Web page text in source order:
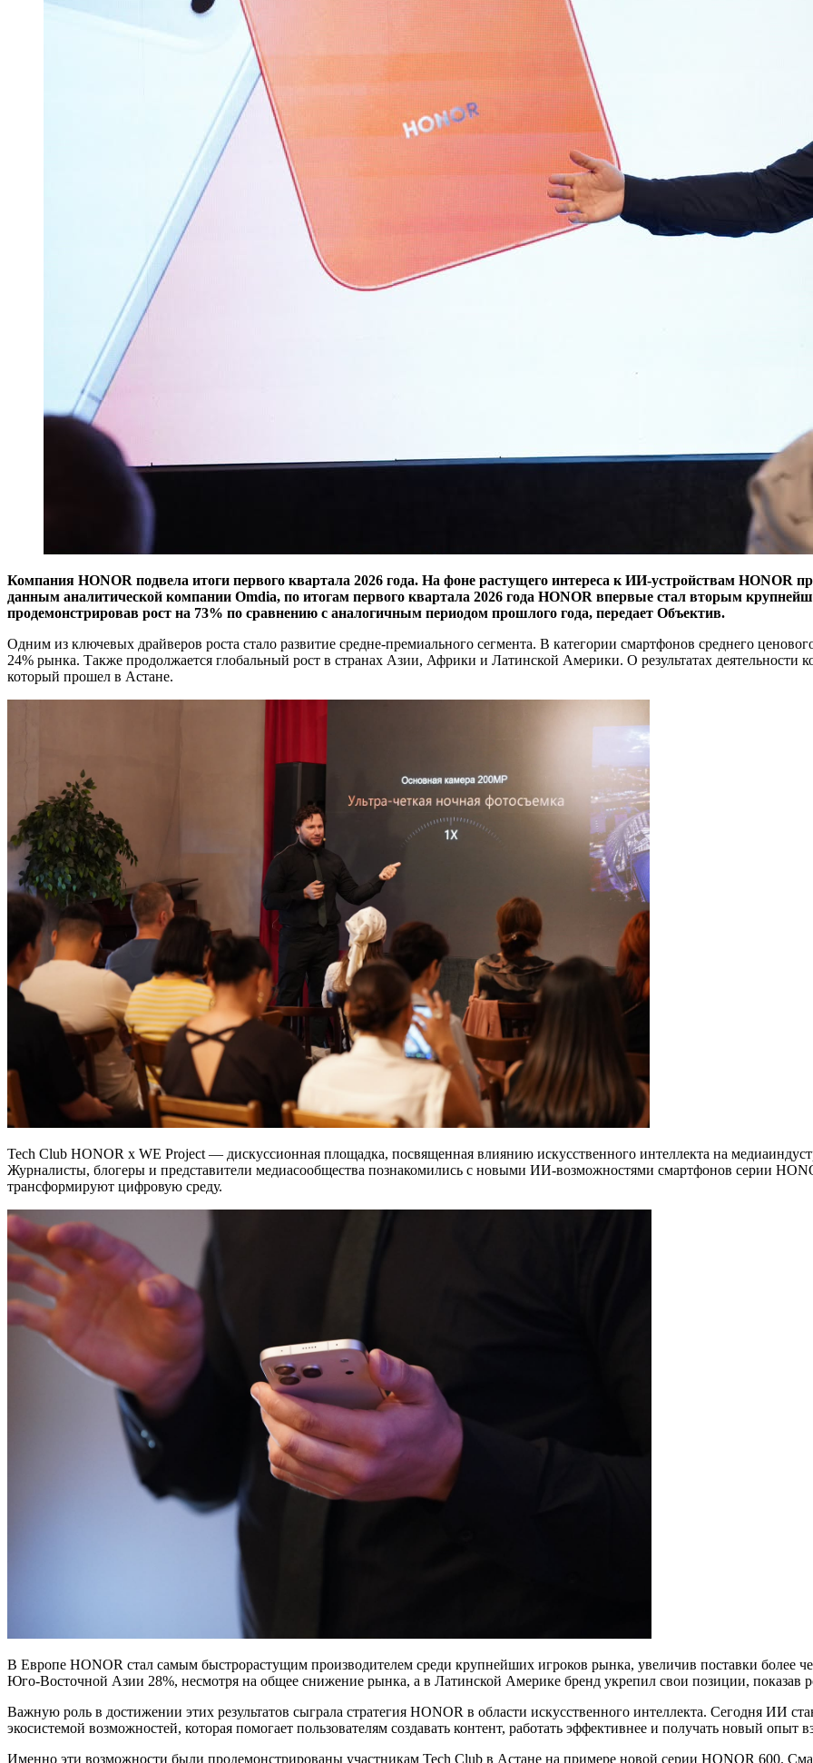
Компания HONOR подвела итоги первого квартала 2026 года. На фоне растущего интереса к ИИ-устройствам HONOR
данным аналитической компании Omdia, по итогам первого квартала 2026 года HONOR впервые стал вторым
продемонстрировав рост на 73% по сравнению с аналогичным периодом прошлого года, передает Объектив.
Одним из ключевых драйверов роста стало развитие средне-премиального сегмента. В категории смартфонов среднего
24% рынка. Также продолжается глобальный рост в странах Азии, Африки и Латинской Америки. О результатах деятельности
который прошел в Астане.
Tech Club HONOR x WE Project — дискуссионная площадка, посвященная влиянию искусственного интеллекта на
Журналисты, блогеры и представители медиасообщества познакомились с новыми ИИ-возможностями смартфонов серии
трансформируют цифровую среду.
В Европе HONOR стал самым быстрорастущим производителем среди крупнейших игроков рынка, увеличив поставки более
Юго-Восточной Азии 28%, несмотря на общее снижение рынка, а в Латинской Америке бренд укрепил свои позиции, показав
Важную роль в достижении этих результатов сыграла стратегия HONOR в области искусственного интеллекта. Сегодня ИИ
экосистемой возможностей, которая помогает пользователям создавать контент, работать эффективнее и получать новый опыт
Именно эти возможности были продемонстрированы участникам Tech Club в Астане на примере новой серии HONOR 600.